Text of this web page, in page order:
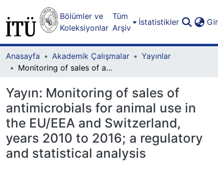
Bölümler ve
Koleksiyonlar
Tüm
Arşiv
İstatistikler
Anasayfa Akademik Çalışmalar
Yayınlar
Monitoring of sales of antimicrobials for animal use in the EU/EEA and Switzerland, years 2010 to 2016; a regulatory and statistical analysis
Yayın: Monitoring of sales of
antimicrobials for animal use in
the EU/EEA and Switzerland,
years 2010 to 2016; a regulatory
and statistical analysis